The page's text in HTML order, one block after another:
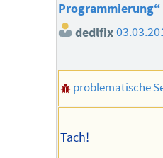
Programmierung“
dedlfix
problematische
Tach!